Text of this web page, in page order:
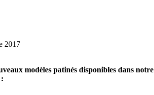
2017
modèles patinés disponibles dans notre